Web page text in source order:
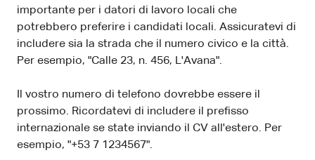
importante per i datori di lavoro locali che
potrebbero preferire i candidati locali. Assicuratevi di
includere sia la strada che il numero civico e la città.
Per esempio, "Calle 23, n. 456, L'Avana".
Il vostro numero di telefono dovrebbe essere il
prossimo. Ricordatevi di includere il prefisso
internazionale se state inviando il CV all'estero. Per
esempio, "+53 7 1234567".